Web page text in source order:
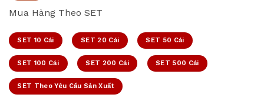
Mua Hàng Theo SET
SET 10 Cái SET 20 Cái SET 50 Cái
SET 100 Cái SET 200 Cái SET 500 Cái
SET Theo Yêu Cầu Sản Xuất